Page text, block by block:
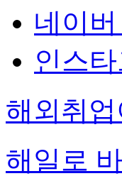
네이
인스
해외취
해일로